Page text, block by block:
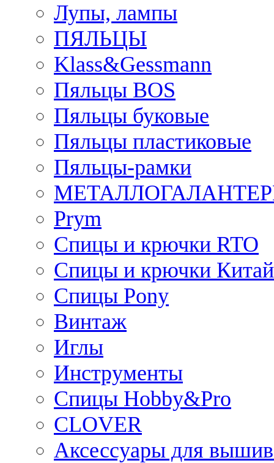
Лупы, лампы
ПЯЛЬЦЫ
Klass&Gessmann
Пяльцы BOS
Пяльцы буковые
Пяльцы пластиковые
Пяльцы-рамки
Prym
Спицы и крючки RTO
Спицы и крючки Китай
Спицы Pony
Винтаж
Иглы
Инструменты
Спицы Hobby&Pro
CLOVER
Аксессуары для